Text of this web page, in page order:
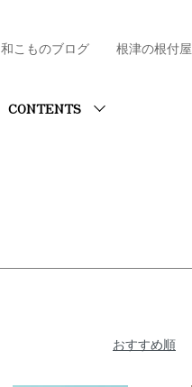
CONTENTS
和こものブログ 根津の根付屋
おすすめ順